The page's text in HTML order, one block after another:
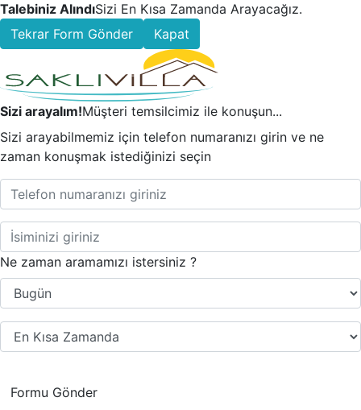
Talebiniz AlındıSizi En Kısa Zamanda Arayacağız.
Tekrar Form Gönder
Kapat
Sizi arayalım!Müşteri temsilcimiz ile konuşun...
Sizi arayabilmemiz için telefon numaranızı girin ve ne
zaman konuşmak istediğinizi seçin
Ne zaman aramamızı istersiniz ?
Formu Gönder